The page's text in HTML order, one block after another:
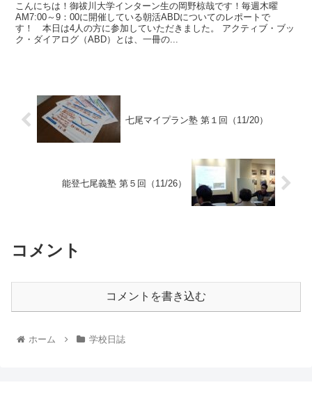
こんにちは！御祓川大学インターン生の岡野椋哉です！毎週木曜
AM7:00～9：00に開催している朝活ABDについてのレポートで
す！ 本日は4人の方に参加していただきました。 アクティブ・ブッ
ク・ダイアログ（ABD）とは、一冊の...
七尾マイプラン塾 第１回（11/20）
能登七尾義塾 第５回（11/26）
コメント
コメントを書き込む
ホーム 学校日誌